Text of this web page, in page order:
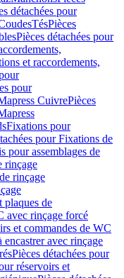
détachées pour
TésPièces
Pièces détachées pour
et raccordements,
pour
CuivrePièces
Fixations pour
pour Fixations de
pour assemblages de
rinçage
rinçage
plaques de
avec rinçage forcé
et commandes de WC
encastrer avec rinçage
Pièces détachées pour
réservoirs et